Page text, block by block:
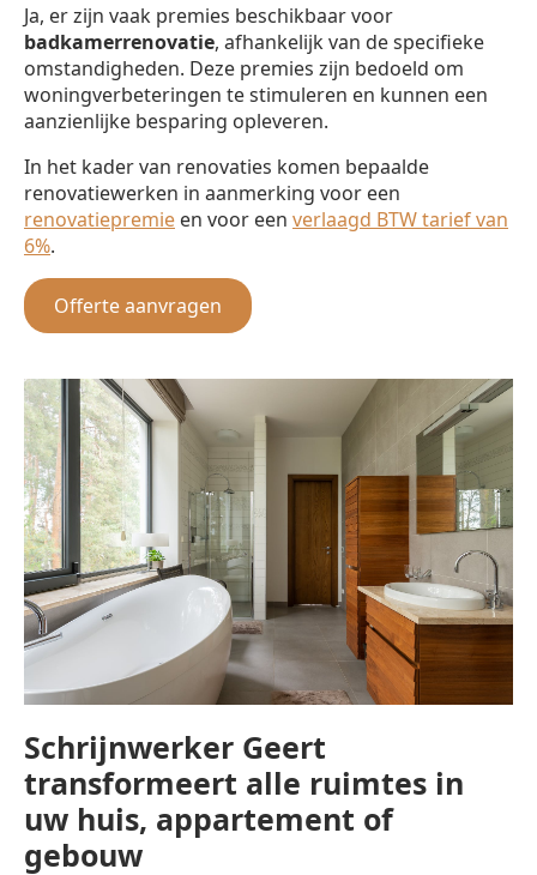
Ja, er zijn vaak premies beschikbaar voor
badkamerrenovatie, afhankelijk van de specifieke
omstandigheden. Deze premies zijn bedoeld om
woningverbeteringen te stimuleren en kunnen een
aanzienlijke besparing opleveren.
In het kader van renovaties komen bepaalde
renovatiewerken in aanmerking voor een
renovatiepremie en voor een verlaagd BTW tarief van
6%.
Offerte aanvragen
Schrijnwerker Geert
transformeert alle ruimtes in
uw huis, appartement of
gebouw